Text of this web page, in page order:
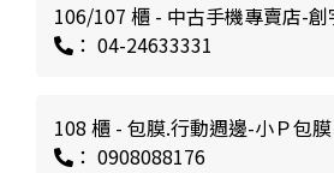
106/107 櫃 - 中古手機專賣店-創
： 04-24633331
108 櫃 - 包膜.行動週邊-小Ｐ包膜
： 0908088176